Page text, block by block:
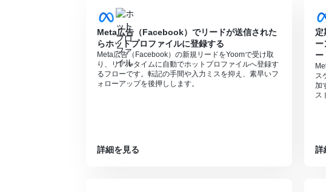
Meta広告（Facebook）でリードが送信された
らホットプロファイルに登録する
Meta広告（Facebook）の新規リードをYoomで受け取
り、リアルタイムに自動でホットプロファイルへ登録す
るフローです。転記の手間や入力ミスを抑え、素早いフ
ォローアップを後押しします。
詳細を見る
定
ー
ー
ス
加
ス
詳